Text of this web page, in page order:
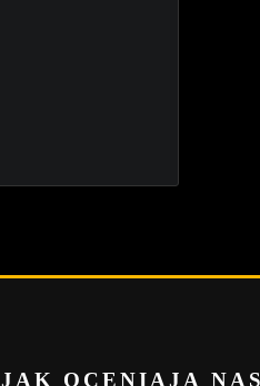
JAK OCENIAJĄ NAS